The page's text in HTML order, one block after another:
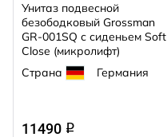
Унитаз подвесной
безободковый Grossman
GR-001SQ с сиденьем Soft
Close (микролифт)
Страна
Германия
11490 q